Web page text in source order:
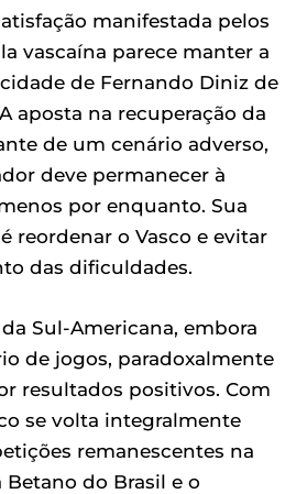
manifestada pelos
vascaína parece manter a
de Fernando Diniz de
aposta na recuperação da
de um cenário adverso,
deve permanecer à
por enquanto. Sua
reordenar o Vasco e evitar
das dificuldades.
Sul-Americana, embora
de jogos, paradoxalmente
resultados positivos. Com
se volta integralmente
remanescentes na
Betano do Brasil e o